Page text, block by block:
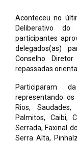
Aconteceu no
Deliberativo do
participantes
delegados(as)
Conselho
repassadas
Participaram
representando os
Rios,
Palmitos, Caibi,
Serrada, Faxinal
Serra Alta,